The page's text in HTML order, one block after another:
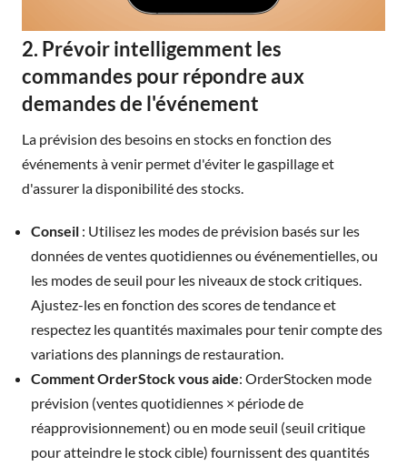
2. Prévoir intelligemment les
commandes pour répondre aux
demandes de l'événement
La prévision des besoins en stocks en fonction des
événements à venir permet d'éviter le gaspillage et
d'assurer la disponibilité des stocks.
Conseil : Utilisez les modes de prévision basés sur les
données de ventes quotidiennes ou événementielles, ou
les modes de seuil pour les niveaux de stock critiques.
Ajustez-les en fonction des scores de tendance et
respectez les quantités maximales pour tenir compte des
variations des plannings de restauration.
Comment OrderStock vous aide: OrderStocken mode
prévision (ventes quotidiennes × période de
réapprovisionnement) ou en mode seuil (seuil critique
pour atteindre le stock cible) fournissent des quantités